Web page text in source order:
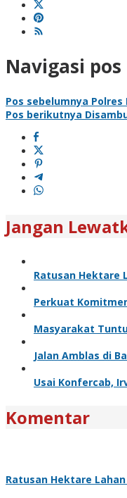
Navigasi pos
Pos sebelumnya Polres
Pos berikutnya
Jangan
Ratusan Hektare
Perkuat
Masyarakat
Jalan Amblas di
Usai Konfercab,
Komentar
Ratusan Hektare